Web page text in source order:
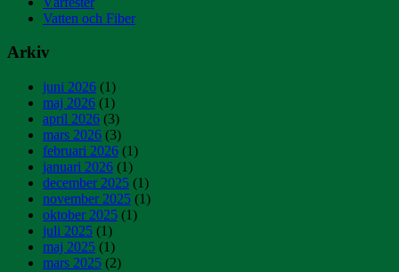
Vatten och Fiber
Arkiv
juni 2026 (1)
maj 2026 (1)
april 2026 (3)
mars 2026 (3)
februari 2026 (1)
januari 2026 (1)
december 2025 (1)
november 2025 (1)
oktober 2025 (1)
juli 2025 (1)
maj 2025 (1)
mars 2025 (2)